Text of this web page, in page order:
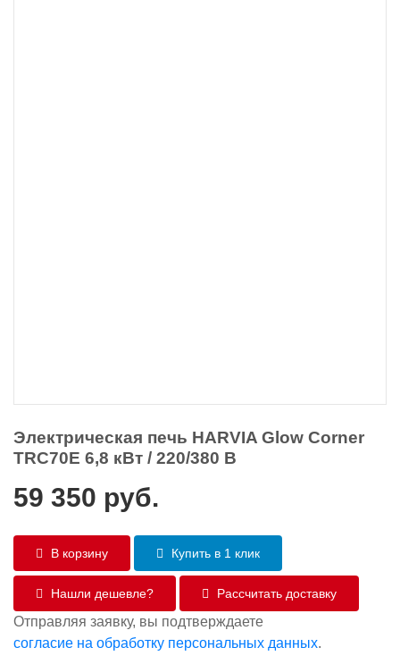
Электрическая печь HARVIA Glow Corner
TRC70E 6,8 кВт / 220/380 В
59 350 руб.
В корзину Купить в 1 клик
Нашли дешевле? Рассчитать доставку
Отправляя заявку, вы подтверждаете
согласие на обработку персональных данных.